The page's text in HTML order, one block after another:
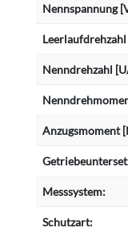
Nennspannung
Nenndrehzahl
Anzugsmoment
Messsystem:
Schutzart: